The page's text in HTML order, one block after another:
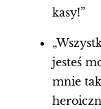
kasy!”
jesteś
mnie